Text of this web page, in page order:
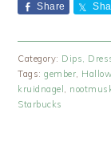
Share
Category: Dips,
Tags:gember,
kruidnagel ,
Starbucks